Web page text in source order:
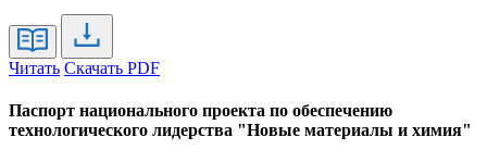
Читать Скачать PDF
Паспорт национального проекта по обеспечению
технологического лидерства "Новые материалы и химия"